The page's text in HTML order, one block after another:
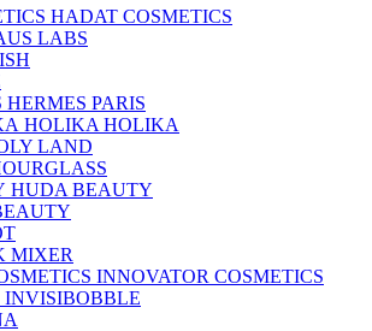
HADAT COSMETICS
LABS
HERMES PARIS
HOLIKA HOLIKA
LAND
HUDA BEAUTY
MIXER
INNOVATOR COSMETICS
INVISIBOBBLE